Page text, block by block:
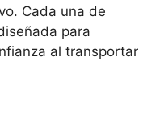
Cada una de
para
al transportar